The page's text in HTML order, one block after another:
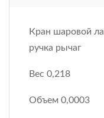
Кран шаровой
ручка рычаг
Вес 0,218
Объем 0,0003